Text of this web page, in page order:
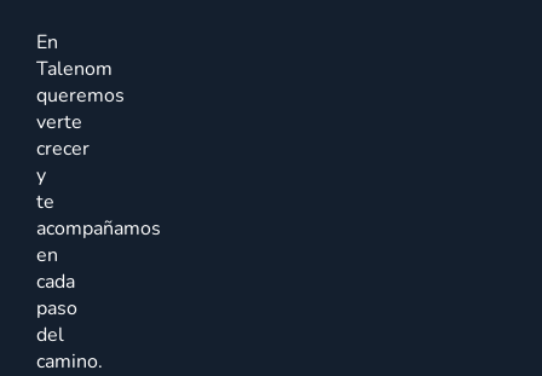
En
Talenom
queremos
verte
crecer
y
te
acompañamos
en
cada
paso
del
camino.